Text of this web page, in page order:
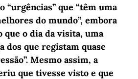
“urgências” que “têm uma
do mundo”, embora
que o dia da visita, uma
dos que registam quase
Mesmo assim, a
que tivesse visto e que